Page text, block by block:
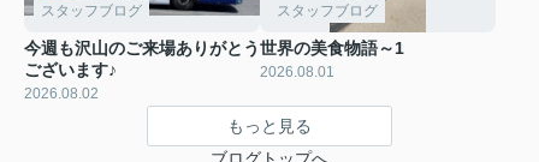
スタッフブログ
今週も沢山のご来場ありがとう
ございます♪
2026.08.02
スタッフブログ
世界の美食物語～1
2026.08.01
もっと見る
ブログトップへ